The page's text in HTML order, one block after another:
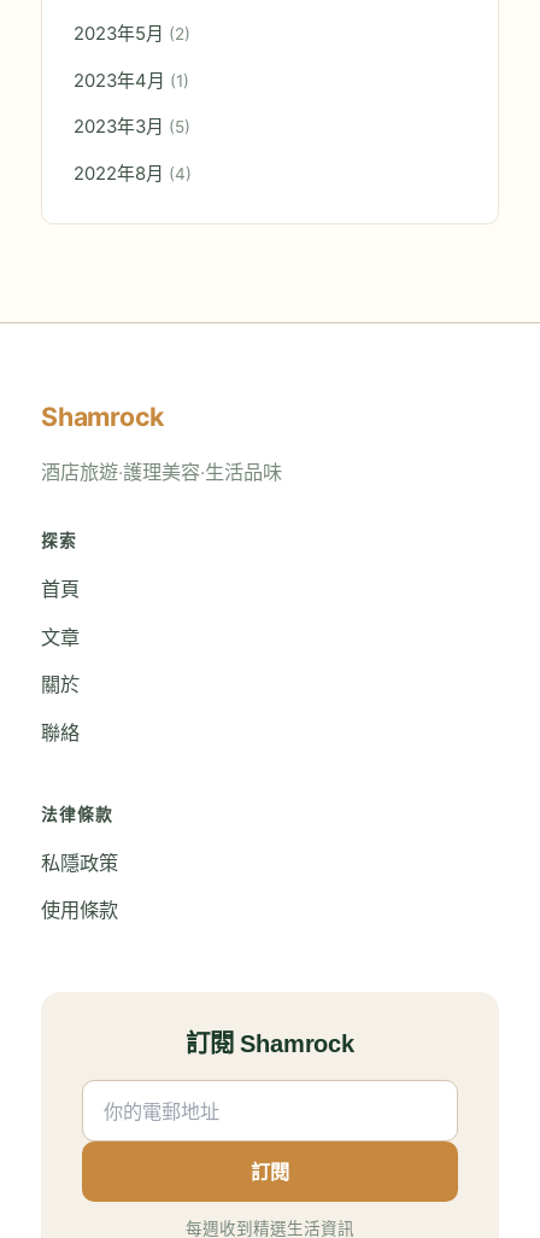
2023年5月 (2)
2023年4月 (1)
2023年3月 (5)
2022年8月 (4)
Shamrock
酒店旅遊‧護理美容‧生活品味
探索
首頁
文章
關於
聯絡
法律條款
私隱政策
使用條款
訂閱 Shamrock
訂閱
每週收到精選生活資訊